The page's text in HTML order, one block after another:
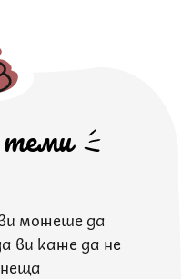
теми
можеше да
ви каже да не